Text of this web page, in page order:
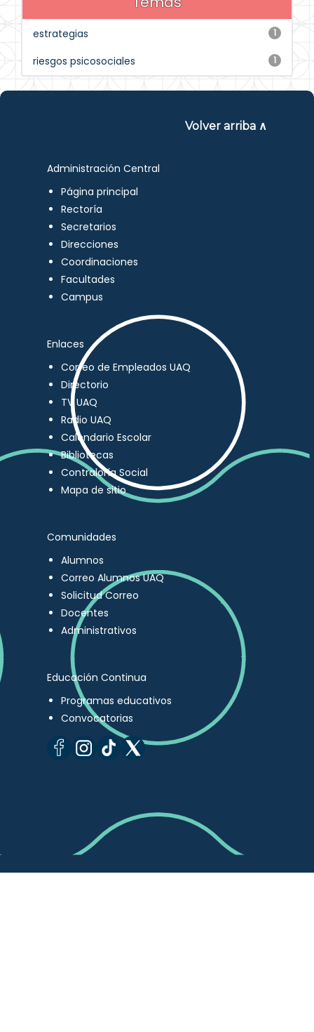
1
estrategias
1
riesgos psicosociales
Volver arriba ∧
Administración Central
Página principal
Rectoría
Secretarios
Direcciones
Coordinaciones
Facultades
Campus
Enlaces
Correo de Empleados UAQ
Directorio
TV UAQ
Radio UAQ
Calendario Escolar
Bibliotecas
Contraloría Social
Mapa de sitio
Comunidades
Alumnos
Correo Alumnos UAQ
Solicitud Correo
Docentes
Administrativos
Educación Continua
Programas educativos
Convocatorias